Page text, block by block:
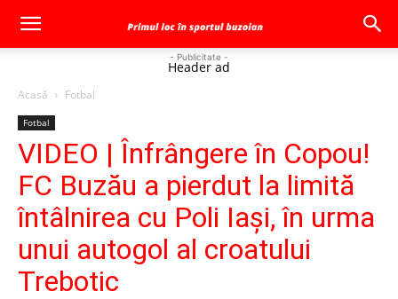
- Publicitate -
Header ad
Acasă Fotbal
Fotbal
VIDEO | Înfrângere în Copou!
FC Buzău a pierdut la limită
întâlnirea cu Poli Iaşi, în urma
unui autogol al croatului
Trebotic